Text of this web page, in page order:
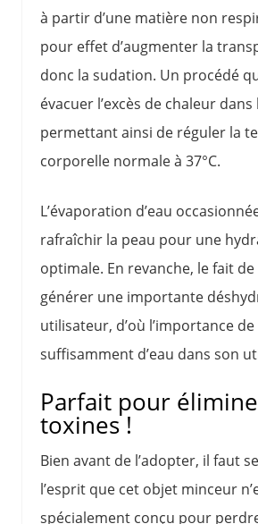
à partir d’une matière non
pour effet d’augmenter la
donc la sudation. Un procédé
évacuer l’excès de chaleur
permettant ainsi de réguler la
corporelle normale à 37°C.
L’évaporation d’eau
rafraîchir la peau pour une
optimale. En revanche, le fait
générer une importante
utilisateur, d’où l’importance
suffisamment d’eau dans son
Parfait pour
toxines !
Bien avant de l’adopter, il faut
l’esprit que cet objet minceur
spécialement conçu pour